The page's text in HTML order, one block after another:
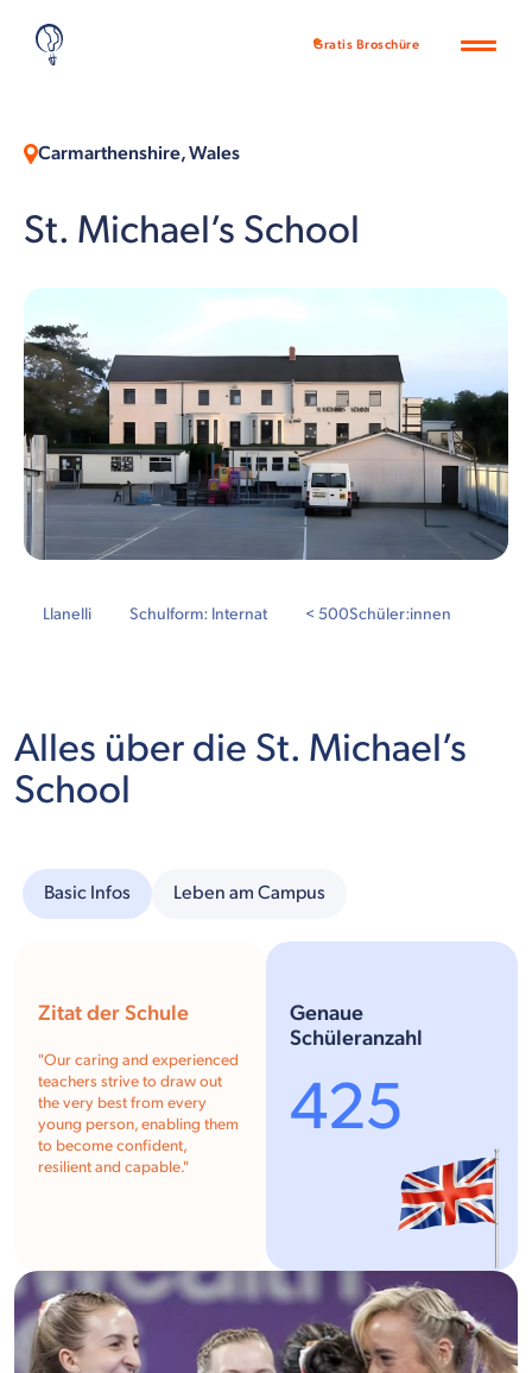
Gratis Broschüre
Carmarthenshire, Wales
St. Michael’s School
Llanelli Schulform: Internat < 500Schüler:innen
Alles über die St. Michael’s
School
Basic Infos Leben am Campus
Zitat der Schule
"Our caring and experienced
teachers strive to draw out
the very best from every
young person, enabling them
to become confident,
resilient and capable."
Genaue
Schüleranzahl
425